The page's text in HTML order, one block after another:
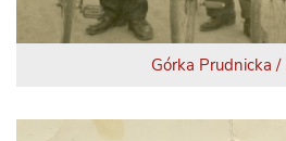
Górka Prudnicka